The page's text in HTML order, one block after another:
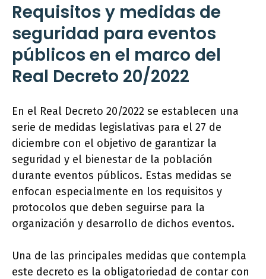
Requisitos y medidas de
seguridad para eventos
públicos en el marco del
Real Decreto 20/2022
En el Real Decreto 20/2022 se establecen una
serie de medidas legislativas para el 27 de
diciembre con el objetivo de garantizar la
seguridad y el bienestar de la población
durante eventos públicos. Estas medidas se
enfocan especialmente en los requisitos y
protocolos que deben seguirse para la
organización y desarrollo de dichos eventos.
Una de las principales medidas que contempla
este decreto es la obligatoriedad de contar con